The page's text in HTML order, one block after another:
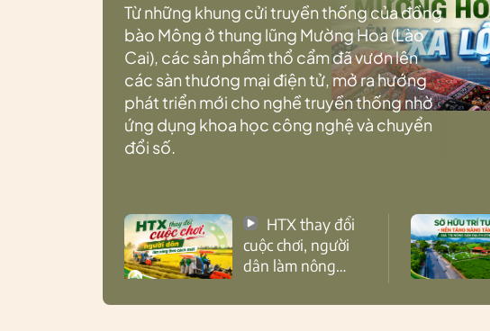
Từ những khung cửi truyền thống của đồng
bào Mông ở thung lũng Mường Hoa (Lào
Cai), các sản phẩm thổ cẩm đã vươn lên
các sàn thương mại điện tử, mở ra hướng
phát triển mới cho nghề truyền thống nhờ
ứng dụng khoa học công nghệ và chuyển
đổi số.
cuộc chơi, người
dân làm nông